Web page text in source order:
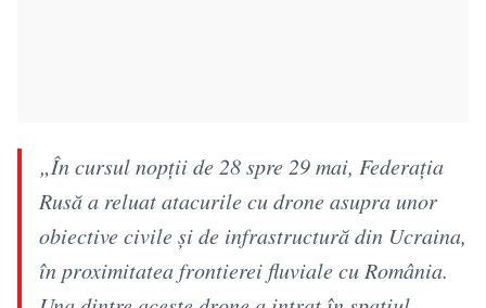
„În cursul nopţii de 28 spre 29 mai, Federaţia
Rusă a reluat atacurile cu drone asupra unor
obiective civile şi de infrastructură din Ucraina,
în proximitatea frontierei fluviale cu România.